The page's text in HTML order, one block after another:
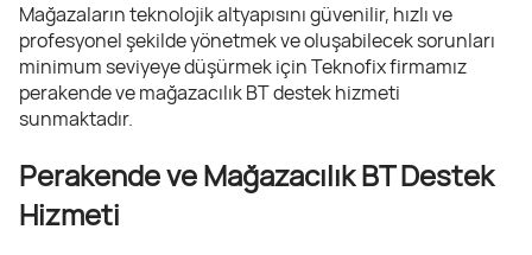
Mağazaların teknolojik altyapısını güvenilir, hızlı ve
profesyonel şekilde yönetmek ve oluşabilecek sorunları
minimum seviyeye düşürmek için Teknofix firmamız
perakende ve mağazacılık BT destek hizmeti
sunmaktadır.
Perakende ve Mağazacılık BT Destek
Hizmeti